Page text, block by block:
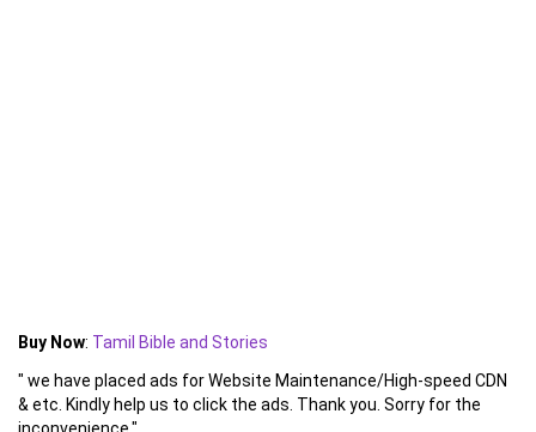
Buy Now: Tamil Bible and Stories
" we have placed ads for Website Maintenance/High-speed CDN
& etc. Kindly help us to click the ads. Thank you. Sorry for the
inconvenience."